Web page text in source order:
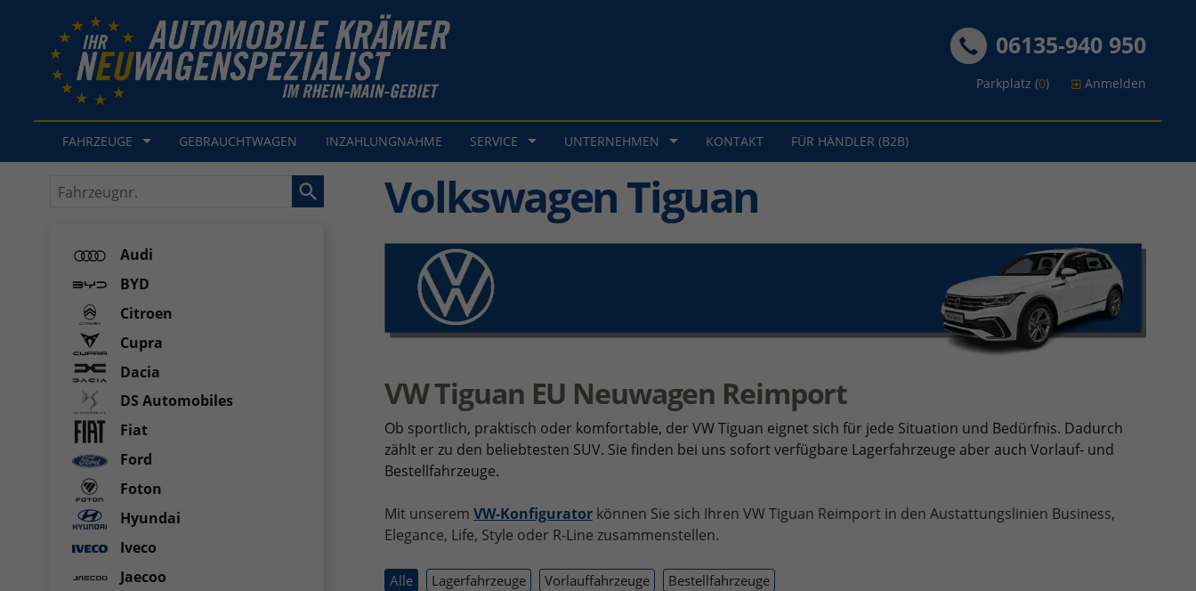
06135-940 950
Parkplatz (0) Anmelden
FAHRZEUGE GEBRAUCHTWAGEN INZAHLUNGNAHME SERVICE UNTERNEHMEN KONTAKT FÜR HÄNDLER (B2B)
Volkswagen Tiguan
VW Tiguan EU Neuwagen Reimport
Ob sportlich, praktisch oder komfortable, der VW Tiguan eignet sich für jede Situation und Bedürfnis. Dadurch
zählt er zu den beliebtesten SUV. Sie finden bei uns sofort verfügbare Lagerfahrzeuge aber auch Vorlauf- und
Bestellfahrzeuge.
Mit unserem VW-Konfiguratorkönnen Sie sich Ihren VW Tiguan Reimport in den Austattungslinien Business,
Elegance, Life, Style oder R-Line zusammenstellen.
Alle Lagerfahrzeuge Vorlauffahrzeuge Bestellfahrzeuge
Fahrzeugnr.
Audi
BYD
Citroen
Cupra
Dacia
DS Automobiles
Fiat
Ford
Foton
Hyundai
Iveco
Jaecoo